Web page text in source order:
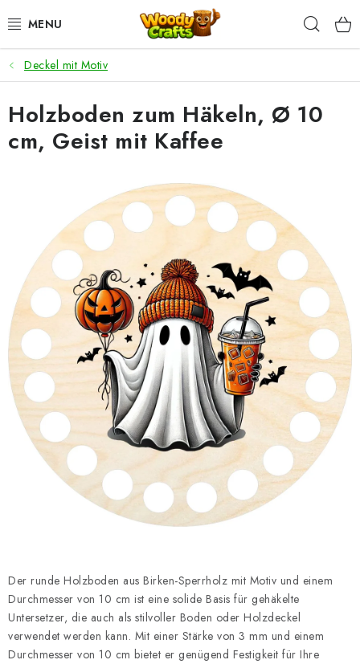
Inhalt
HÄKELN
FLECHTEN
BASTELSETS
ZUBEHÖR ZUM HÄKELN
WOODY GARN
WOODY PREMIUM 5 MM
Zahlung & Versand
Nachhaltigkeit
Rücksendungen und Reklamationen
Kontakt
AGB
Datenschutzerklärung
Impressum
Deckel mit Motiv
Der runde Holzboden aus Birken-Sperrholz mit Motiv und einem
Durchmesser von 10 cm ist eine solide Basis für gehäkelte
Untersetzer, die auch als stilvoller Boden oder Holzdeckel
verwendet werden kann. Mit einer Stärke von 3 mm und einem
Durchmesser von 10 cm bietet er genügend Festigkeit für Ihre
Holzboden zum Häkeln, Ø 10
cm, Geist mit Kaffee